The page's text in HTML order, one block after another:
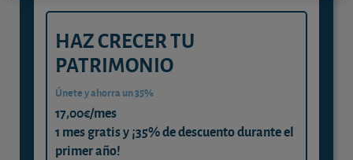
HAZ CRECER TU
PATRIMONIO
Únete y ahorra un 35%
17,00€/mes
1 mes gratis y ¡35% de descuento durante el
primer año!